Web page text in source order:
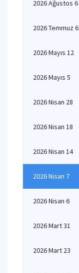
2026 Ağustos 6
2026 Temmuz 6
2026 Mayıs 12
2026 Mayıs 5
2026 Nisan 28
2026 Nisan 18
2026 Nisan 14
2026 Nisan 7
2026 Nisan 6
2026 Mart 31
2026 Mart 23